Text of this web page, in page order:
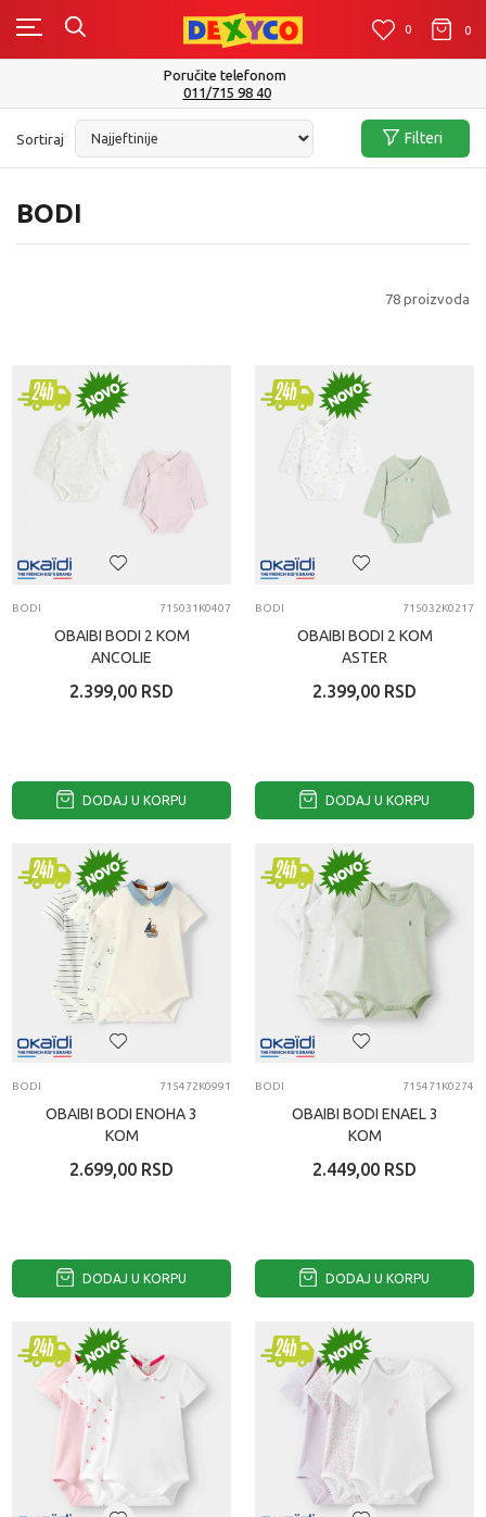
0 0 0
Isporuku možete očekivati u roku od 2 do 4 radna dana!
Pogledaj više
BODI
Sortiraj Filteri
78 proizvoda
BODI 715031K0407
OBAIBI BODI 2 KOM
ANCOLIE
2.399,00 RSD
DODAJ U KORPU
BODI 715032K0217
OBAIBI BODI 2 KOM
ASTER
2.399,00 RSD
DODAJ U KORPU
BODI 715472K0991
OBAIBI BODI ENOHA 3
KOM
2.699,00 RSD
DODAJ U KORPU
BODI 715471K0274
OBAIBI BODI ENAEL 3
KOM
2.449,00 RSD
DODAJ U KORPU